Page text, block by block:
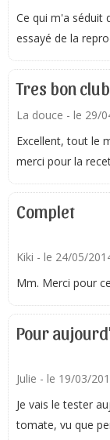
Ce qui m'a séduit
essayé de la
Tres bon
La douce - le 29/
Excellent, tout le
merci pour la
Complet
Kiki - le 24/05/
Mm. Merci pour
Pour
Julie - le 19/03/
Je vais le tester
tomate, vu que